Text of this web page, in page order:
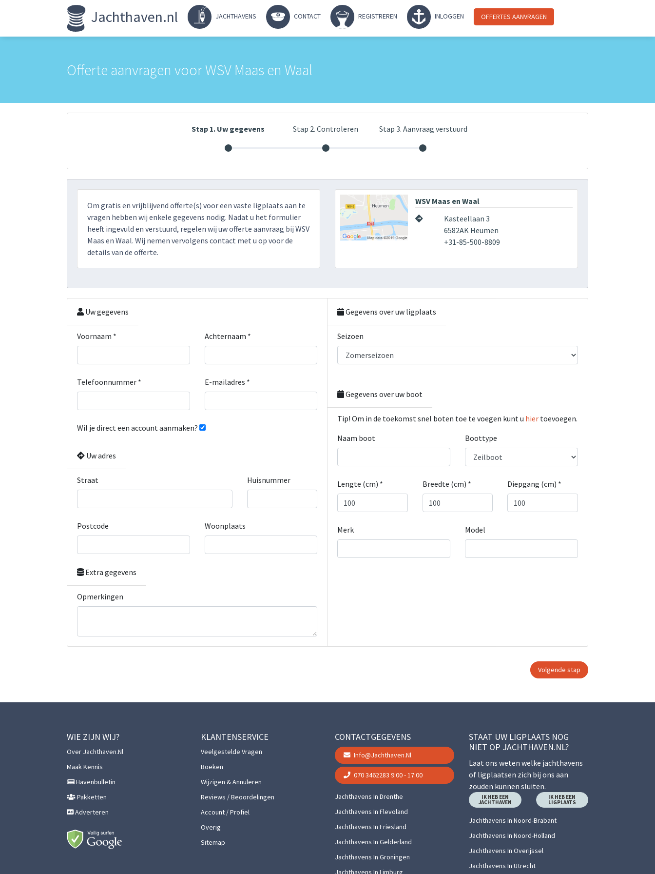
Jachthaven.nl JACHTHAVENS CONTACT REGISTREREN INLOGGEN OFFERTES AANVRAGEN
Offerte aanvragen voor WSV Maas en Waal
Stap 1. Uw gegevens Stap 2. Controleren Stap 3. Aanvraag verstuurd
Om gratis en vrijblijvend offerte(s) voor een vaste ligplaats aan te
vragen hebben wij enkele gegevens nodig. Nadat u het formulier
heeft ingevuld en verstuurd, regelen wij uw offerte aanvraag bij WSV
Maas en Waal. Wij nemen vervolgens contact met u op voor de
details van de offerte.
WSV Maas en Waal
Kasteellaan 3
6582AK Heumen
+31-85-500-8809
Uw gegevens
Voornaam * Achternaam *
Telefoonnummer * E-mailadres *
Wil je direct een account aanmaken?
Uw adres
Straat Huisnummer
Postcode Woonplaats
Extra gegevens
Opmerkingen
Gegevens over uw ligplaats
Seizoen
Gegevens over uw boot
Tip! Om in de toekomst snel boten toe te voegen kunt u hier toevoegen.
Naam boot
Boottype
Lengte (cm) * Breedte (cm) * Diepgang (cm) *
Merk Model
WIE ZIJN WIJ?
Over Jachthaven.nl
Maak Kennis
Havenbulletin
Pakketten
Adverteren
KLANTENSERVICE
Veelgestelde Vragen
Boeken
Wijzigen & Annuleren
Reviews / Beoordelingen
Account / Profiel
Overig
Sitemap
CONTACTGEGEVENS
Info@jachthaven.nl
070 3462283 9:00 - 17:00
Jachthavens In Drenthe
Jachthavens In Flevoland
Jachthavens In Friesland
Jachthavens In Gelderland
Jachthavens In Groningen
Jachthavens In Limburg
STAAT UW LIGPLAATS NOG
NIET OP JACHTHAVEN.NL?
Laat ons weten welke jachthavens
of ligplaatsen zich bij ons aan
zouden kunnen sluiten.
IK HEB EEN
JACHTHAVEN
IK HEB EEN
LIGPLAATS
Jachthavens In Noord-Brabant
Jachthavens In Noord-Holland
Jachthavens In Overijssel
Jachthavens In Utrecht